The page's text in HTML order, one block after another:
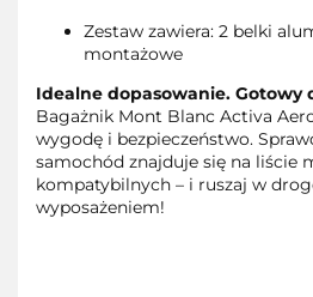
Zestaw zawiera: 2 belki
montażowe
Idealne dopasowanie. Gotowy
Bagażnik Mont Blanc Activa
wygodę i bezpieczeństwo.
samochód znajduje się na liście
kompatybilnych – i ruszaj w
wyposażeniem!